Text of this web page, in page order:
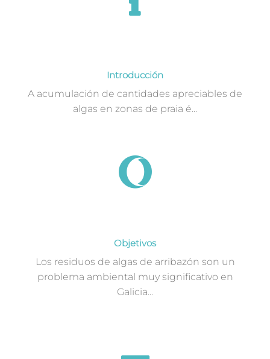
Introducción
A acumulación de cantidades apreciables de
algas en zonas de praia é...
Objetivos
Los residuos de algas de arribazón son un
problema ambiental muy significativo en
Galicia...